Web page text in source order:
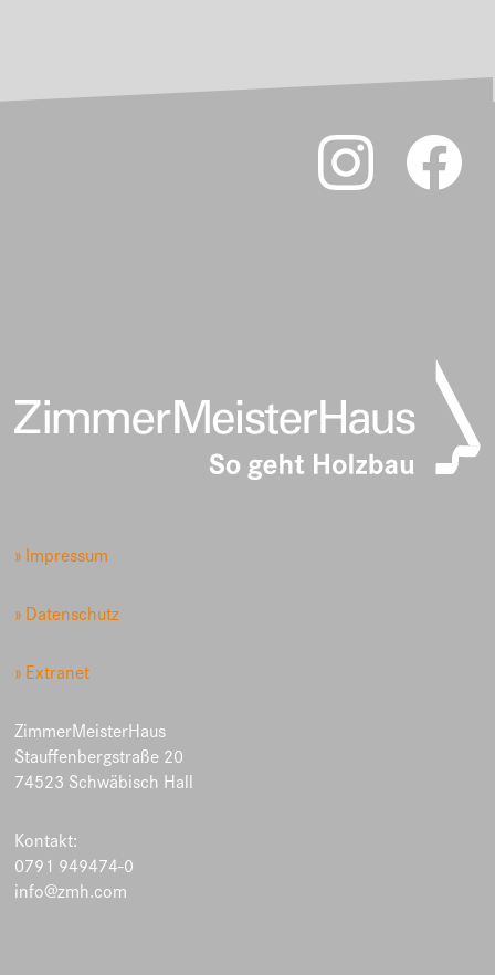
» Impressum
» Datenschutz
» Extranet
ZimmerMeisterHaus
Stauffenbergstraße 20
74523 Schwäbisch Hall
Kontakt:
0791 949474-0
info@zmh.com